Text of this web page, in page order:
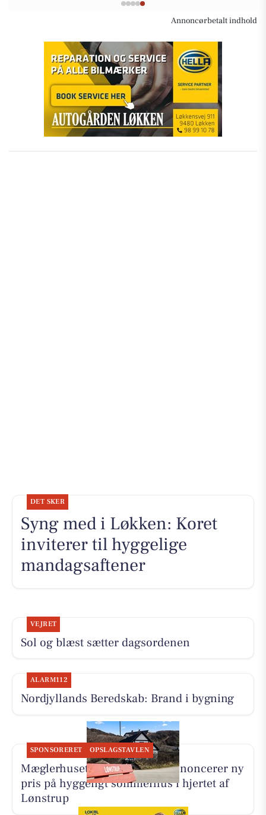
Annoncørbetalt indhold
DET SKER
Syng med i Løkken: Koret
inviterer til hyggelige
mandagsaftener
VEJRET
Sol og blæst sætter dagsordenen
ALARM112
Nordjyllands Beredskab: Brand i bygning
SPONSORERET OPSLAGSTAVLEN
Mæglerhuset Vestkysten I/S annoncerer ny
pris på hyggeligt sommerhus i hjertet af
Lønstrup